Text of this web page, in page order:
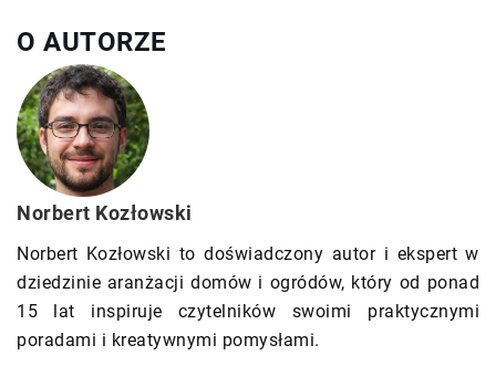
O AUTORZE
Norbert Kozłowski
Norbert Kozłowski to doświadczony autor i ekspert w
dziedzinie aranżacji domów i ogródów, który od ponad
15 lat inspiruje czytelników swoimi praktycznymi
poradami i kreatywnymi pomysłami.